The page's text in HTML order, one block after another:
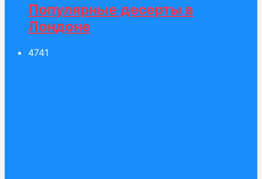
Популярные десерты в
Лондоне
4741